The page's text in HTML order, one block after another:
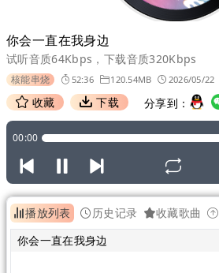
你会一直在我身边
试听音质64Kbps，下载音质320Kbps
核能串烧 52:36 120.54MB 2026/05/22
收藏 下载 分享到：
00:00
播放列表 历史记录 收藏歌曲
你会一直在我身边